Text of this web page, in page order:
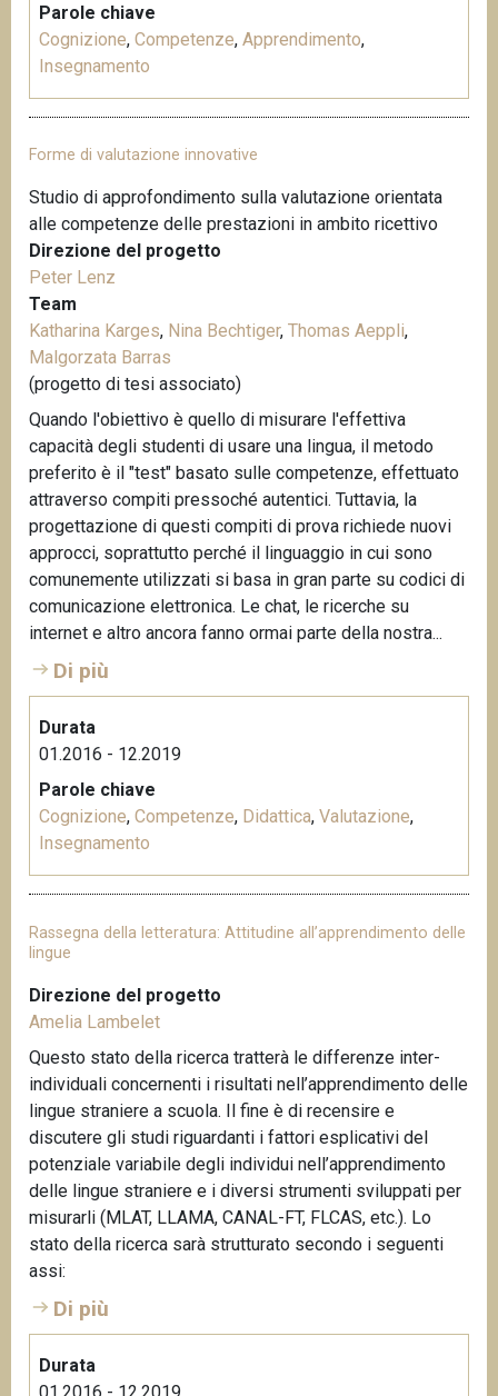
Parole chiave
Cognizione, Competenze, Apprendimento,
Insegnamento
Forme di valutazione innovative
Studio di approfondimento sulla valutazione orientata
alle competenze delle prestazioni in ambito ricettivo
Direzione del progetto
Peter Lenz
Team
Katharina Karges, Nina Bechtiger, Thomas Aeppli,
Malgorzata Barras
(progetto di tesi associato)
Quando l'obiettivo è quello di misurare l'effettiva
capacità degli studenti di usare una lingua, il metodo
preferito è il "test" basato sulle competenze, effettuato
attraverso compiti pressoché autentici. Tuttavia, la
progettazione di questi compiti di prova richiede nuovi
approcci, soprattutto perché il linguaggio in cui sono
comunemente utilizzati si basa in gran parte su codici di
comunicazione elettronica. Le chat, le ricerche su
internet e altro ancora fanno ormai parte della nostra...
Di più
Durata
01.2016 - 12.2019
Parole chiave
Cognizione, Competenze, Didattica, Valutazione,
Insegnamento
Rassegna della letteratura: Attitudine all’apprendimento delle
lingue
Direzione del progetto
Amelia Lambelet
Questo stato della ricerca tratterà le differenze inter-
individuali concernenti i risultati nell’apprendimento delle
lingue straniere a scuola. Il fine è di recensire e
discutere gli studi riguardanti i fattori esplicativi del
potenziale variabile degli individui nell’apprendimento
delle lingue straniere e i diversi strumenti sviluppati per
misurarli (MLAT, LLAMA, CANAL-FT, FLCAS, etc.). Lo
stato della ricerca sarà strutturato secondo i seguenti
assi:
Di più
Durata
01.2016 - 12.2019